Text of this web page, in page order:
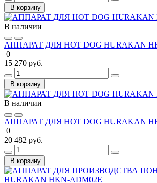
В корзину
В наличии
АППАРАТ ДЛЯ HOT DOG HURAKAN
0
15 270 руб.
В корзину
В наличии
АППАРАТ ДЛЯ HOT DOG HURAKAN
0
20 482 руб.
В корзину